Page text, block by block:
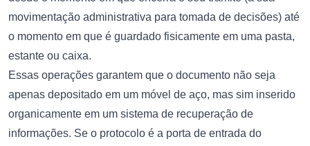
movimentação administrativa para tomada de decisões) até
o momento em que é guardado fisicamente em uma pasta,
estante ou caixa.
Essas operações garantem que o documento não seja
apenas depositado em um móvel de aço, mas sim inserido
organicamente em um sistema de recuperação de
informações. Se o protocolo é a porta de entrada do